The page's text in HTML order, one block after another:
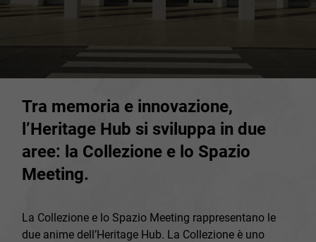
Tra memoria e innovazione,
l’Heritage Hub si sviluppa in due
aree: la Collezione e lo Spazio
Meeting.
La Collezione e lo Spazio Meeting rappresentano le
due anime dell’Heritage Hub. La Collezione è uno